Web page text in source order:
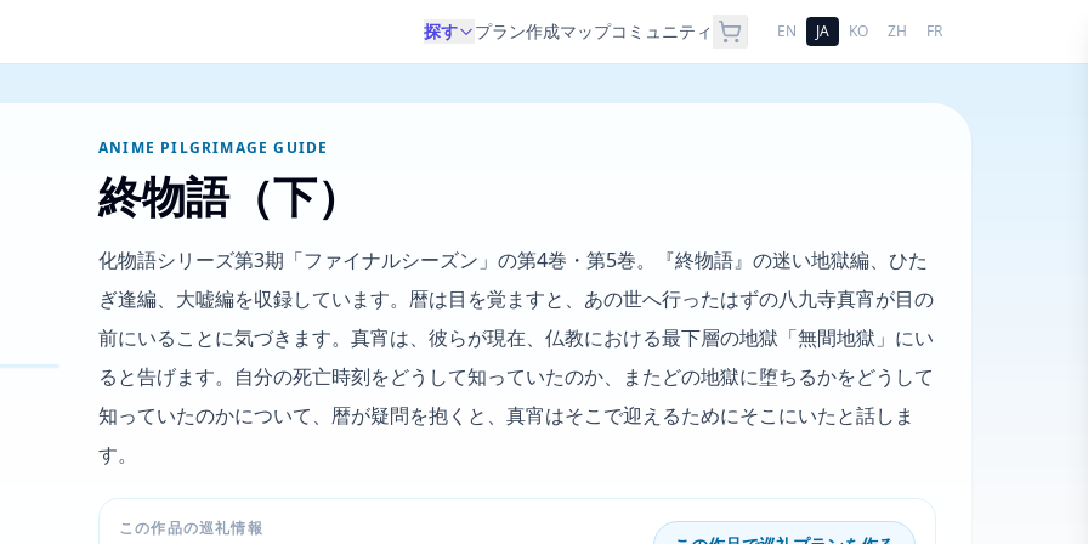
探す プラン作成マップコミュニティ EN JA KO ZH FR
ANIME PILGRIMAGE GUIDE
終物語（下）
化物語シリーズ第3期「ファイナルシーズン」の第4巻・第5巻。『終物語』の迷い地獄編、ひた
ぎ逢編、大嘘編を収録しています。暦は目を覚ますと、あの世へ行ったはずの八九寺真宵が目の
前にいることに気づきます。真宵は、彼らが現在、仏教における最下層の地獄「無間地獄」にい
ると告げます。自分の死亡時刻をどうして知っていたのか、またどの地獄に堕ちるかをどうして
知っていたのかについて、暦が疑問を抱くと、真宵はそこで迎えるためにそこにいたと話しま
す。
この作品の巡礼情報